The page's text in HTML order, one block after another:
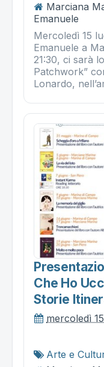
Marciana
Emanuele
Mercoledì 15
Emanuele a
21:30, ci sarà
Patchwork”
Lonardo,
Che Ho
Storie
mercoledì
Arte e